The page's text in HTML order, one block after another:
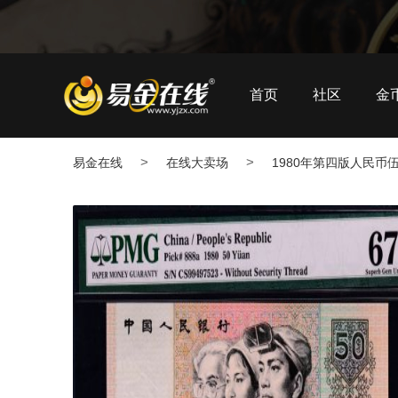
首页 社区 金
易金在线 > 在线大卖场 > 1980年第四版人民币